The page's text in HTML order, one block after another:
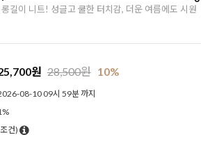
길이 니트! 성글고 쿨한 터치감, 더운 여름에도 시원
원 28,500원 10%
08-10 09시 59분 까지
건)